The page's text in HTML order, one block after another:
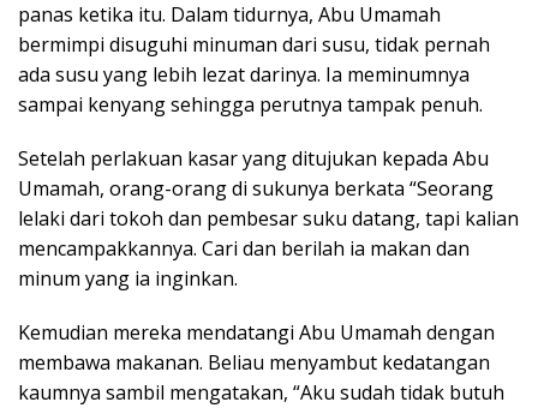
panas ketika itu. Dalam tidurnya, Abu Umamah
bermimpi disuguhi minuman dari susu, tidak pernah
ada susu yang lebih lezat darinya. Ia meminumnya
sampai kenyang sehingga perutnya tampak penuh.
Setelah perlakuan kasar yang ditujukan kepada Abu
Umamah, orang-orang di sukunya berkata “Seorang
lelaki dari tokoh dan pembesar suku datang, tapi kalian
mencampakkannya. Cari dan berilah ia makan dan
minum yang ia inginkan.
Kemudian mereka mendatangi Abu Umamah dengan
membawa makanan. Beliau menyambut kedatangan
kaumnya sambil mengatakan, “Aku sudah tidak butuh